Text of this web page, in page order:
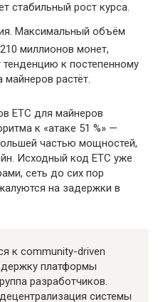
стабильный рост курса.
Максимальный объём
миллионов монет,
тенденцию к постепенному
растёт.
ETC для майнеров
к «атаке 51 %» —
частью мощностей,
Исходный код ETC уже
сеть до сих пор
на задержки в
к community-driven
платформы
разработчиков.
системы